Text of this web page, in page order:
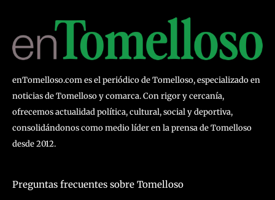
enTomelloso.com es el periódico de Tomelloso, especializado en
noticias de Tomelloso y comarca. Con rigor y cercanía,
ofrecemos actualidad política, cultural, social y deportiva,
consolidándonos como medio líder en la prensa de Tomelloso
desde 2012.
Preguntas frecuentes sobre Tomelloso